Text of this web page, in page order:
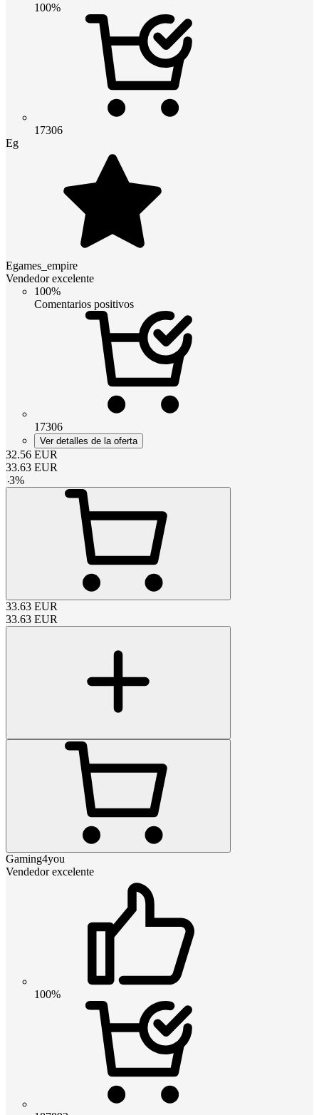
100%
17306
Eg
Egames_empire
Vendedor excelente
100%
Comentarios positivos
17306
Ver detalles de la oferta
32.56 EUR
33.63 EUR
-3%
33.63 EUR
33.63 EUR
Gaming4you
Vendedor excelente
100%